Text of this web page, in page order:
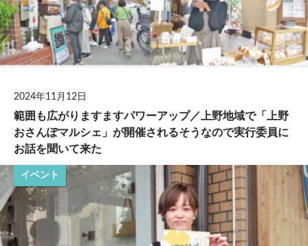
2024年11月12日
範囲も広がりますますパワーアップ／上野地域で「上野
おさんぽマルシェ」が開催されるそうなので実行委員に
お話を聞いて来た
イベント